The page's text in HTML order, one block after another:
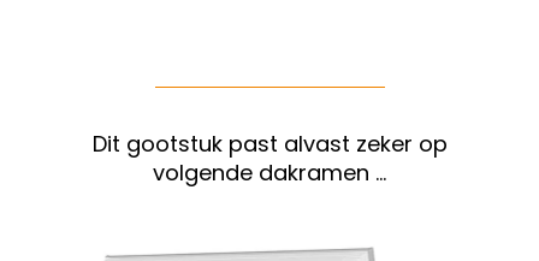
Dit gootstuk past alvast zeker op
volgende dakramen …